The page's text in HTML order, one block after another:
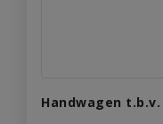
Handwagen